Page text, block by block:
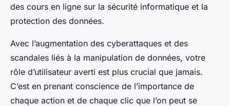
des cours en ligne sur la sécurité informatique et la
protection des données.
Avec l’augmentation des cyberattaques et des
scandales liés à la manipulation de données, votre
rôle d’utilisateur averti est plus crucial que jamais.
C’est en prenant conscience de l’importance de
chaque action et de chaque clic que l’on peut se